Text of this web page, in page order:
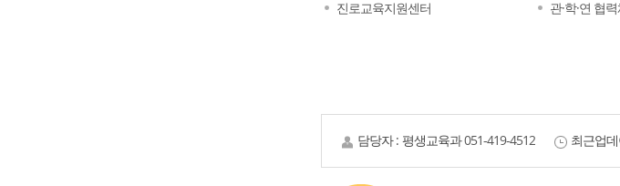
진로교육지원센터
관·학·연 협
담당자 : 평생교육과051-419-4512 최근업